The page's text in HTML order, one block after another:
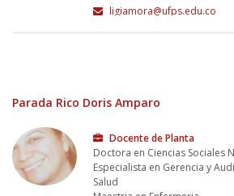
ligiamora@ufps.edu.co
Parada Rico Doris Amparo
Docente de Planta
Doctora en Ciencias Sociales
Especialista en Gerencia y
Salud